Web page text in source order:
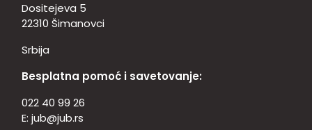
Dositejeva 5
22310 Šimanovci
Srbija
Besplatna pomoć i savetovanje:
022 40 99 26
E: jub@jub.rs